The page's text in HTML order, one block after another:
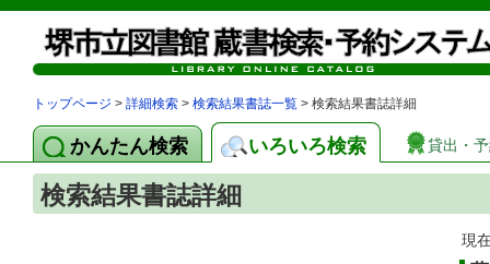
トップページ > 詳細検索 > 検索結果書誌一覧 > 検索結果書誌詳細
かんたん検索 いろいろ検索 貸出・
検索結果書誌詳細
現